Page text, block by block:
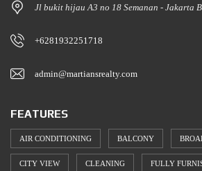
Jl bukit hijau A3 no 18 Semanan - Jakarta
+6281932251718
admin@martiansrealty.com
FEATURES
AIR CONDITIONING BALCONY
CITY VIEW CLEANING FULLY